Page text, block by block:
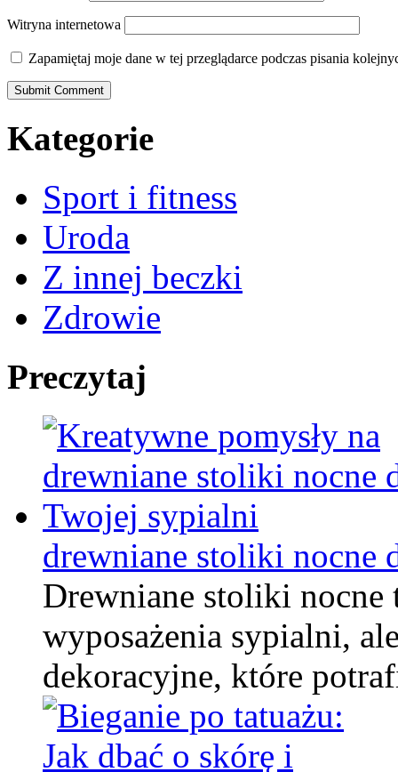
Witryna internetowa
Zapamiętaj moje dane w tej przeglądarce podczas pisania
Kategorie
Sport i fitness
Uroda
Z innej beczki
Zdrowie
Preczytaj
drewniane stoliki nocne
Drewniane stoliki
wyposażenia sypialni,
dekoracyjne, które